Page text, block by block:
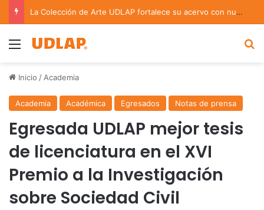
La Colección de Arte UDLAP fortalece su acervo con nuevas obras de artistas emergentes y consolidados
Menu
Inicio / Academia
Academia Académica Egresados Notas de prensa
Egresada UDLAP mejor tesis
de licenciatura en el XVI
Premio a la Investigación
sobre Sociedad Civil